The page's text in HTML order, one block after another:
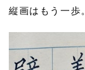
縦画はもう一歩。